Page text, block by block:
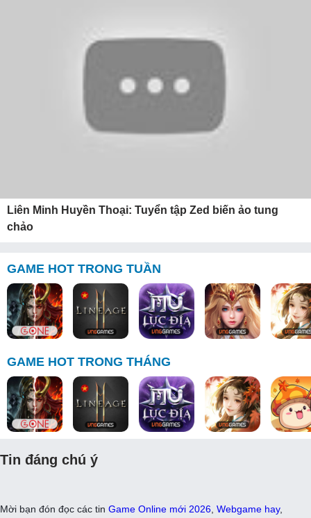
Liên Minh Huyền Thoại: Tuyển tập Zed biến ảo tung
chảo
GAME HOT TRONG TUẦN
GAME HOT TRONG THÁNG
Tin đáng chú ý
Mời bạn đón đọc các tin Game Online mới 2026, Webgame hay,